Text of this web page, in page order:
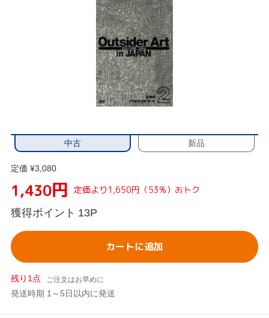
中古 新品
定価 ¥3,080
1,430円 定価より1,650円（53%）おトク
獲得ポイント 13P
カートに追加
残り1点 ご注文はお早めに
発送時期 1～5日以内に発送